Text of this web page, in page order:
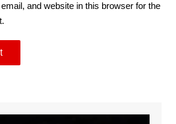
and website in this browser for the